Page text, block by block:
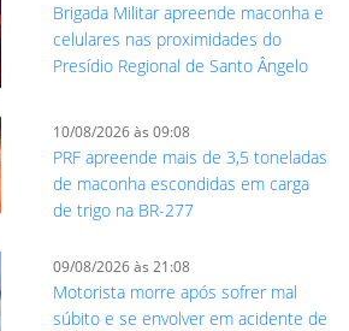
Brigada Militar apreende maconha e
celulares nas proximidades do
Presídio Regional de Santo Ângelo
10/08/2026 às 09:08
PRF apreende mais de 3,5 toneladas
de maconha escondidas em carga
de trigo na BR-277
09/08/2026 às 21:08
Motorista morre após sofrer mal
súbito e se envolver em acidente de